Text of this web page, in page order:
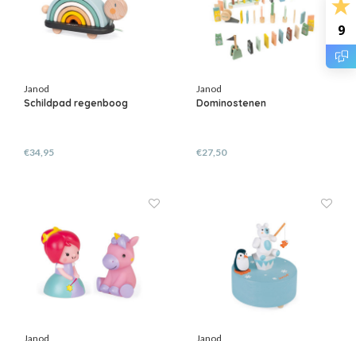
9
Janod
Schildpad regenboog
€34,95
Janod
Dominostenen
€27,50
Janod
Janod